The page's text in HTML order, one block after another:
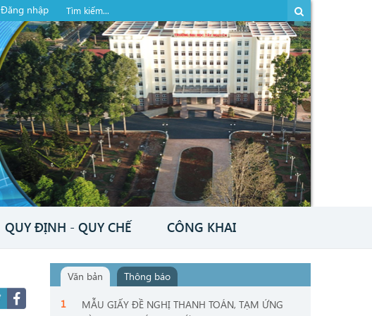
Đăng nhập
QUY ĐỊNH - QUY CHẾ CÔNG KHAI
Văn bản Thông báo
MẪU GIẤY ĐỀ NGHỊ THANH TOÁN, TẠM ỨNG